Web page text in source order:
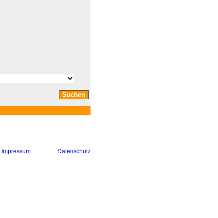
Datenschutz
Impressum